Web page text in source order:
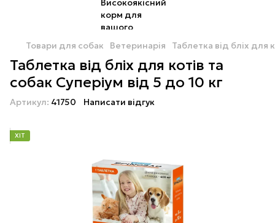
Товари для собак Ветеринарія Таблетка від бліх для
Таблетка від бліх для котів та
собак Суперіум від 5 до 10 кг
Артикул: 41750 Написати відгук
ХІТ